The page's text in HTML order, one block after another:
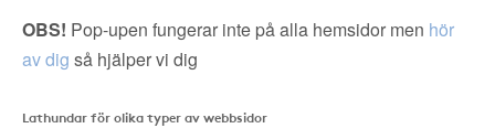
OBS! Pop-upen fungerar inte på alla hemsidor men hör
av dig så hjälper vi dig
Lathundar för olika typer av webbsidor